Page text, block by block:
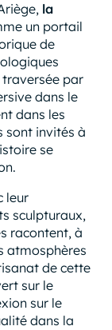
la
un portail
de
par
dans le
dans les
sont invités à
se
leur
sculpturaux,
racontent, à
atmosphères
de cette
sur le
sur le
dans la